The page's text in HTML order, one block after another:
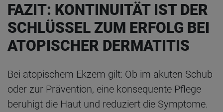
FAZIT: KONTINUITÄT IST DER
SCHLÜSSEL ZUM ERFOLG BEI
ATOPISCHER DERMATITIS
Bei atopischem Ekzem gilt: Ob im akuten Schub
oder zur Prävention, eine konsequente Pflege
beruhigt die Haut und reduziert die Symptome.